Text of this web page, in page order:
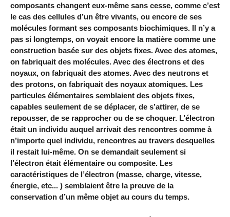
composants changent eux-même sans cesse, comme c’est
le cas des cellules d’un être vivants, ou encore de ses
molécules formant ses composants biochimiques. Il n’y a
pas si longtemps, on voyait encore la matière comme une
construction basée sur des objets fixes. Avec des atomes,
on fabriquait des molécules. Avec des électrons et des
noyaux, on fabriquait des atomes. Avec des neutrons et
des protons, on fabriquait des noyaux atomiques. Les
particules élémentaires semblaient des objets fixes,
capables seulement de se déplacer, de s’attirer, de se
repousser, de se rapprocher ou de se choquer. L’électron
était un individu auquel arrivait des rencontres comme à
n’importe quel individu, rencontres au travers desquelles
il restait lui-même. On se demandait seulement si
l’électron était élémentaire ou composite. Les
caractéristiques de l’électron (masse, charge, vitesse,
énergie, etc... ) semblaient être la preuve de la
conservation d’un même objet au cours du temps.